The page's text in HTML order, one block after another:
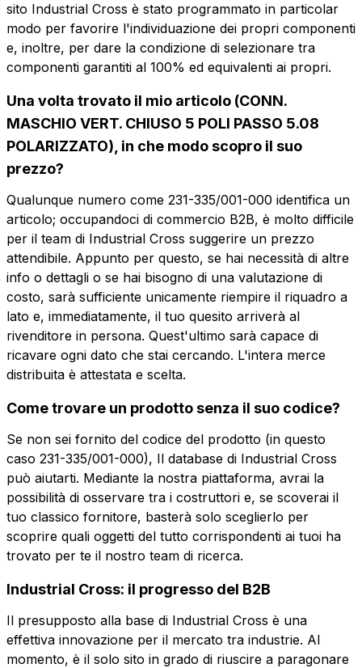
Vuoi ricevere
Nome
Email
Azienda
Ruolo
Note
Consenso obbligatorio Consenso promozioni
Consenso profilazione Consenso terze parti
Vuoi ricevere maggiori
informazioni?
Compila il form per richiedere un preventivo
CMP105-5.08-CV
CONN. MASCHIO VERT. CHIUSO 5 POLI
PASSO 5.08 POLARIZZATO
Scheda tecnica
Nome Telefono
Email
Note
Consenso
obbligatorio
Consenso
promozioni
profilazione
parti
Invia la richiesta
sito Industrial Cross è stato programmato in particolar
modo per favorire l'individuazione dei propri componenti
e, inoltre, per dare la condizione di selezionare tra
componenti garantiti al 100% ed equivalenti ai propri.
Una volta trovato il mio articolo (CONN.
MASCHIO VERT. CHIUSO 5 POLI PASSO 5.08
POLARIZZATO), in che modo scopro il suo
prezzo?
Qualunque numero come 231-335/001-000 identifica un
articolo; occupandoci di commercio B2B, è molto difficile
per il team di Industrial Cross suggerire un prezzo
attendibile. Appunto per questo, se hai necessità di altre
info o dettagli o se hai bisogno di una valutazione di
costo, sarà sufficiente unicamente riempire il riquadro a
lato e, immediatamente, il tuo quesito arriverà al
rivenditore in persona. Quest'ultimo sarà capace di
ricavare ogni dato che stai cercando. L'intera merce
distribuita è attestata e scelta.
Come trovare un prodotto senza il suo codice?
Se non sei fornito del codice del prodotto (in questo
caso 231-335/001-000), Il database di Industrial Cross
può aiutarti. Mediante la nostra piattaforma, avrai la
possibilità di osservare tra i costruttori e, se scoverai il
tuo classico fornitore, basterà solo sceglierlo per
scoprire quali oggetti del tutto corrispondenti ai tuoi ha
trovato per te il nostro team di ricerca.
Industrial Cross: il progresso del B2B
Il presupposto alla base di Industrial Cross è una
effettiva innovazione per il mercato tra industrie. Al
momento, è il solo sito in grado di riuscire a paragonare